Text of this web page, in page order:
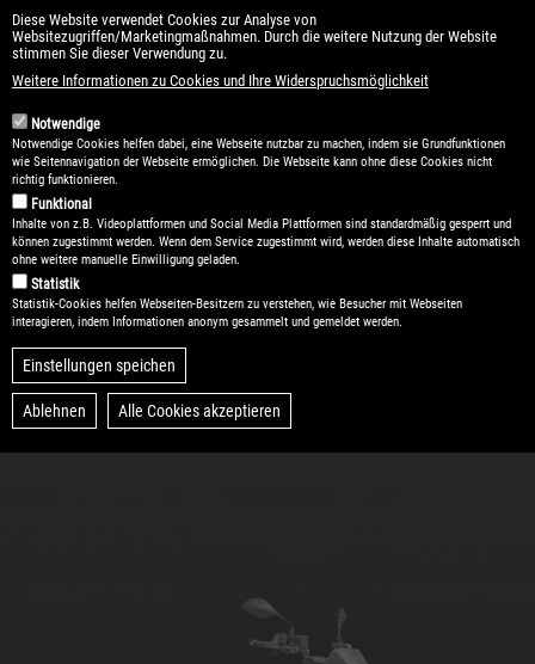
Direkt
zum
Inhalt
GUTSCHEIN
QJ Motor SFA 600 ABS EPS One
Das QJ Motor SFA 600 ABS EPS One überzeugt mit
starker Performance...
Diese Website verwendet Cookies zur Analyse von
Websitezugriffen/Marketingmaßnahmen. Durch die weitere Nutzung der Website
stimmen Sie dieser Verwendung zu.
Weitere Informationen zu Cookies und Ihre Widerspruchsmöglichkeit
Notwendige
Notwendige Cookies helfen dabei, eine Webseite nutzbar zu machen, indem sie Grundfunktionen
wie Seitennavigation der Webseite ermöglichen. Die Webseite kann ohne diese Cookies nicht
richtig funktionieren.
Funktional
Inhalte von z.B. Videoplattformen und Social Media Plattformen sind standardmäßig gesperrt und
können zugestimmt werden. Wenn dem Service zugestimmt wird, werden diese Inhalte automatisch
ohne weitere manuelle Einwilligung geladen.
Statistik
Statistik-Cookies helfen Webseiten-Besitzern zu verstehen, wie Besucher mit Webseiten
interagieren, indem Informationen anonym gesammelt und gemeldet werden.
Einstellungen speichen
Ablehnen
Alle Cookies akzeptieren